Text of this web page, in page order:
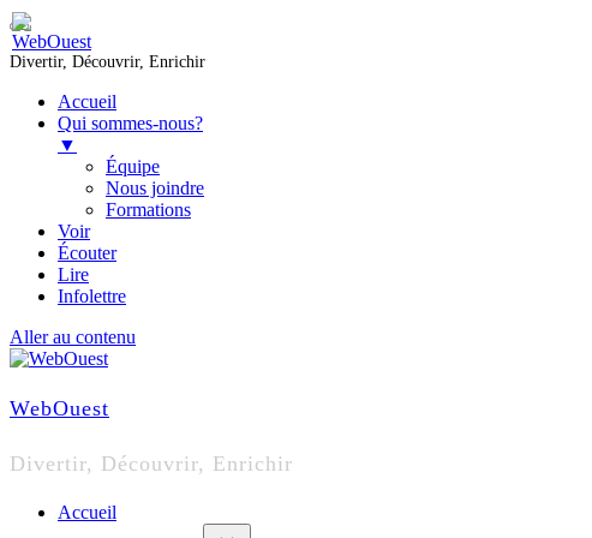
Divertir, Découvrir, Enrichir
Accueil
Qui sommes-nous?
▼
Équipe
Nous joindre
Formations
Voir
Écouter
Lire
Infolettre
Aller au contenu
WebOuest
Divertir, Découvrir, Enrichir
Accueil